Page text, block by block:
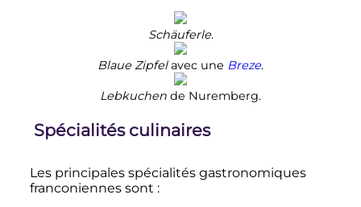
Schäuferle.
Blaue Zipfelavec une Breze.
Lebkuchen de Nuremberg.
Spécialités culinaires
Les principales spécialités gastronomiques
franconiennes sont :